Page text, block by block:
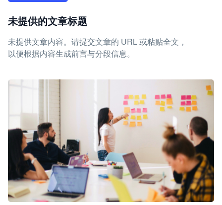
未提供的文章标题
未提供文章内容。请提交文章的 URL 或粘贴全文，
以便根据内容生成前言与分段信息。